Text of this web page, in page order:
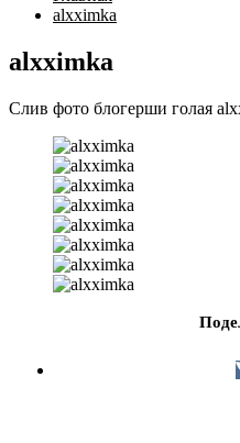
alxximka
alxximka
Слив фото блогерши голая